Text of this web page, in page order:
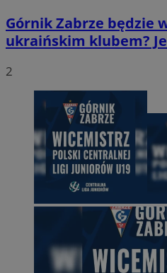
Górnik Zabrze będzie
ukraińskim klubem?
2